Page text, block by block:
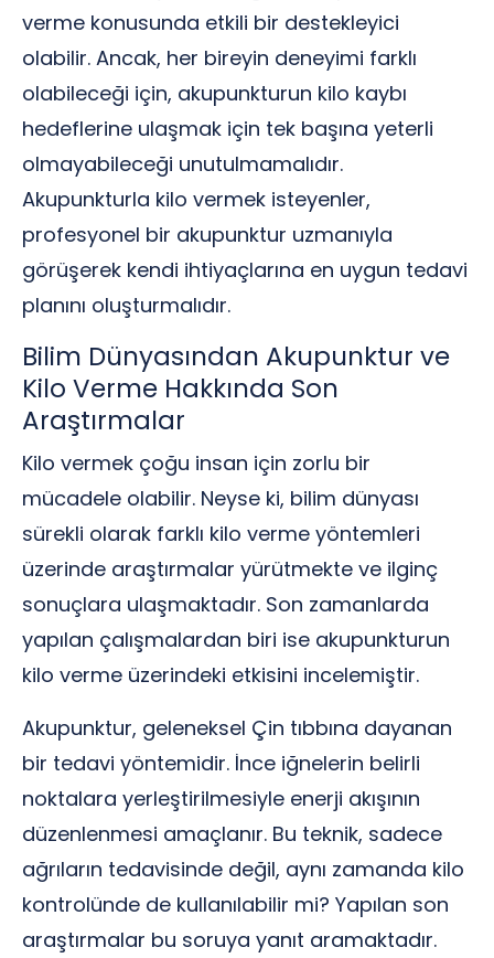
verme konusunda etkili bir destekleyici
olabilir. Ancak, her bireyin deneyimi farklı
olabileceği için, akupunkturun kilo kaybı
hedeflerine ulaşmak için tek başına yeterli
olmayabileceği unutulmamalıdır.
Akupunkturla kilo vermek isteyenler,
profesyonel bir akupunktur uzmanıyla
görüşerek kendi ihtiyaçlarına en uygun tedavi
planını oluşturmalıdır.
Bilim Dünyasından Akupunktur ve
Kilo Verme Hakkında Son
Araştırmalar
Kilo vermek çoğu insan için zorlu bir
mücadele olabilir. Neyse ki, bilim dünyası
sürekli olarak farklı kilo verme yöntemleri
üzerinde araştırmalar yürütmekte ve ilginç
sonuçlara ulaşmaktadır. Son zamanlarda
yapılan çalışmalardan biri ise akupunkturun
kilo verme üzerindeki etkisini incelemiştir.
Akupunktur, geleneksel Çin tıbbına dayanan
bir tedavi yöntemidir. İnce iğnelerin belirli
noktalara yerleştirilmesiyle enerji akışının
düzenlenmesi amaçlanır. Bu teknik, sadece
ağrıların tedavisinde değil, aynı zamanda kilo
kontrolünde de kullanılabilir mi? Yapılan son
araştırmalar bu soruya yanıt aramaktadır.